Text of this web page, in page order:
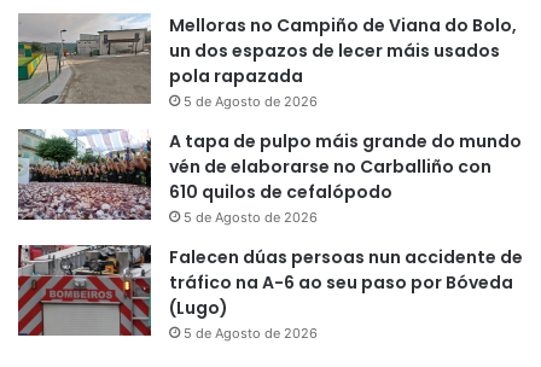
Melloras no Campiño de Viana do Bolo,
un dos espazos de lecer máis usados
pola rapazada
5 de Agosto de 2026
A tapa de pulpo máis grande do mundo
vén de elaborarse no Carballiño con
610 quilos de cefalópodo
5 de Agosto de 2026
Falecen dúas persoas nun accidente de
tráfico na A-6 ao seu paso por Bóveda
(Lugo)
5 de Agosto de 2026